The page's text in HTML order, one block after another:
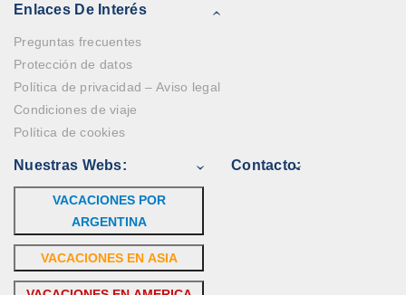
Enlaces De Interés
Preguntas frecuentes
Protección de datos
Política de privacidad – Aviso legal
Condiciones de viaje
Política de cookies
Nuestras Webs:
VACACIONES POR
ARGENTINA
VACACIONES EN ASIA
Contacto: